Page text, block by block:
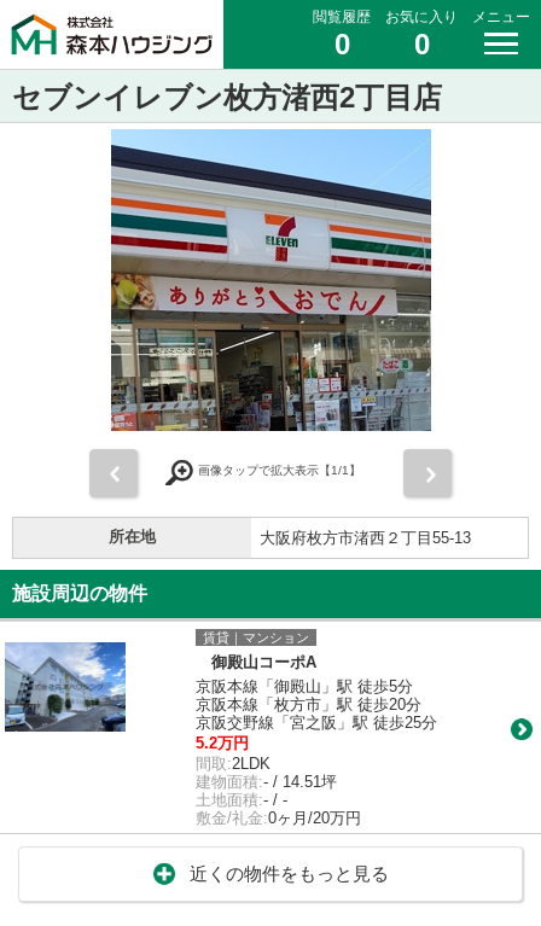
閲覧履歴
0
お気に入り
0
メニュー
セブンイレブン枚方渚西2丁目店
画像タップで拡大表示【1/1】
所在地 大阪府枚方市渚西２丁目55-13
施設周辺の物件
賃貸｜マンション
御殿山コーポA
京阪本線「御殿山」駅 徒歩5分
京阪本線「枚方市」駅 徒歩20分
京阪交野線「宮之阪」駅 徒歩25分
5.2万円
間取:2LDK
建物面積:- / 14.51坪
土地面積:- / -
敷金/礼金:0ヶ月/20万円
近くの物件をもっと見る